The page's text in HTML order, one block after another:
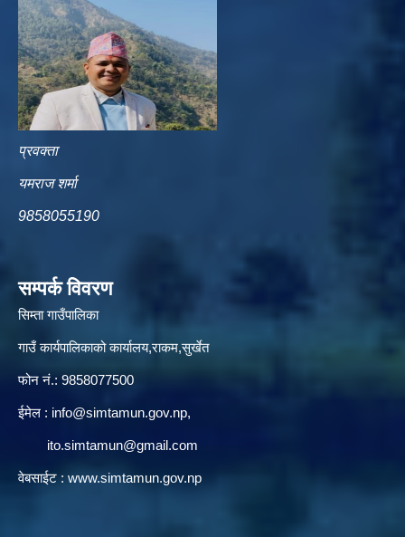
प्रवक्ता
यमराज शर्मा
9858055190
सम्पर्क विवरण
सिम्ता गाउँपालिका
गाउँ कार्यपालिकाको कार्यालय,राकम,सुर्खेत
फोन नं.: 9858077500
ईमेल‌ : info@simtamun.gov.np,
ito.simtamun@gmail.com
वेबसाईट : www.simtamun.gov.np